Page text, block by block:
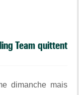
Team quittent
dimanche mais